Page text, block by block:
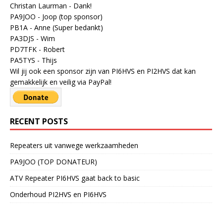
Christan Laurman - Dank!
PA9JOO - Joop (top sponsor)
PB1A - Anne (Super bedankt)
PA3DJS - Wim
PD7TFK - Robert
PA5TYS - Thijs
Wil jij ook een sponsor zijn van PI6HVS en PI2HVS dat kan
gemakkelijk en veilig via PayPal!
RECENT POSTS
Repeaters uit vanwege werkzaamheden
PA9JOO (TOP DONATEUR)
ATV Repeater PI6HVS gaat back to basic
Onderhoud PI2HVS en PI6HVS